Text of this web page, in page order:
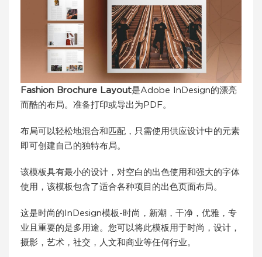
Fashion Brochure Layout是Adobe InDesign的漂亮
而酷的布局。准备打印或导出为PDF。
布局可以轻松地混合和匹配，只需使用供应设计中的元素
即可创建自己的独特布局。
该模板具有最小的设计，对空白的出色使用和强大的字体
使用，该模板包含了适合各种项目的出色页面布局。
这是时尚的InDesign模板-时尚，新潮，干净，优雅，专
业且重要的是多用途。您可以将此模板用于时尚，设计，
摄影，艺术，社交，人文和商业等任何行业。